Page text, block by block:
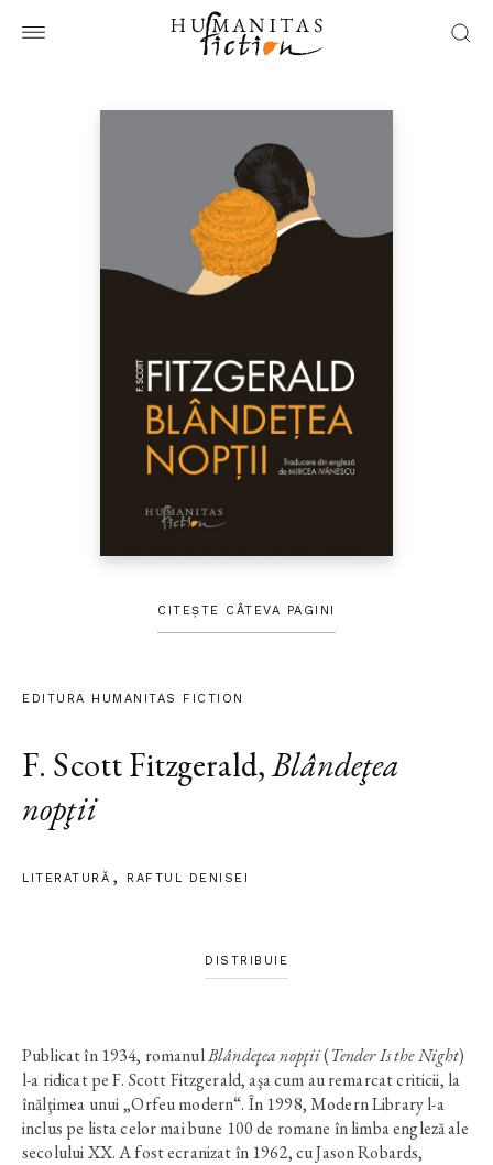
CITEȘTE CÂTEVA PAGINI
EDITURA HUMANITAS FICTION
F. Scott Fitzgerald,Blândeţea
nopţii
LITERATURĂ RAFTUL DENISEI
DISTRIBUIE
Publicat în 1934, romanulBlândeţea nopţii(Tender Is the Night)
l-a ridicat pe F. Scott Fitzgerald, aşa cum au remarcat criticii, la
înălţimea unui „Orfeu modern“. În 1998, Modern Library l-a
inclus pe lista celor mai bune 100 de romane în limba engleză ale
secolului XX. A fost ecranizat în 1962, cu Jason Robards,